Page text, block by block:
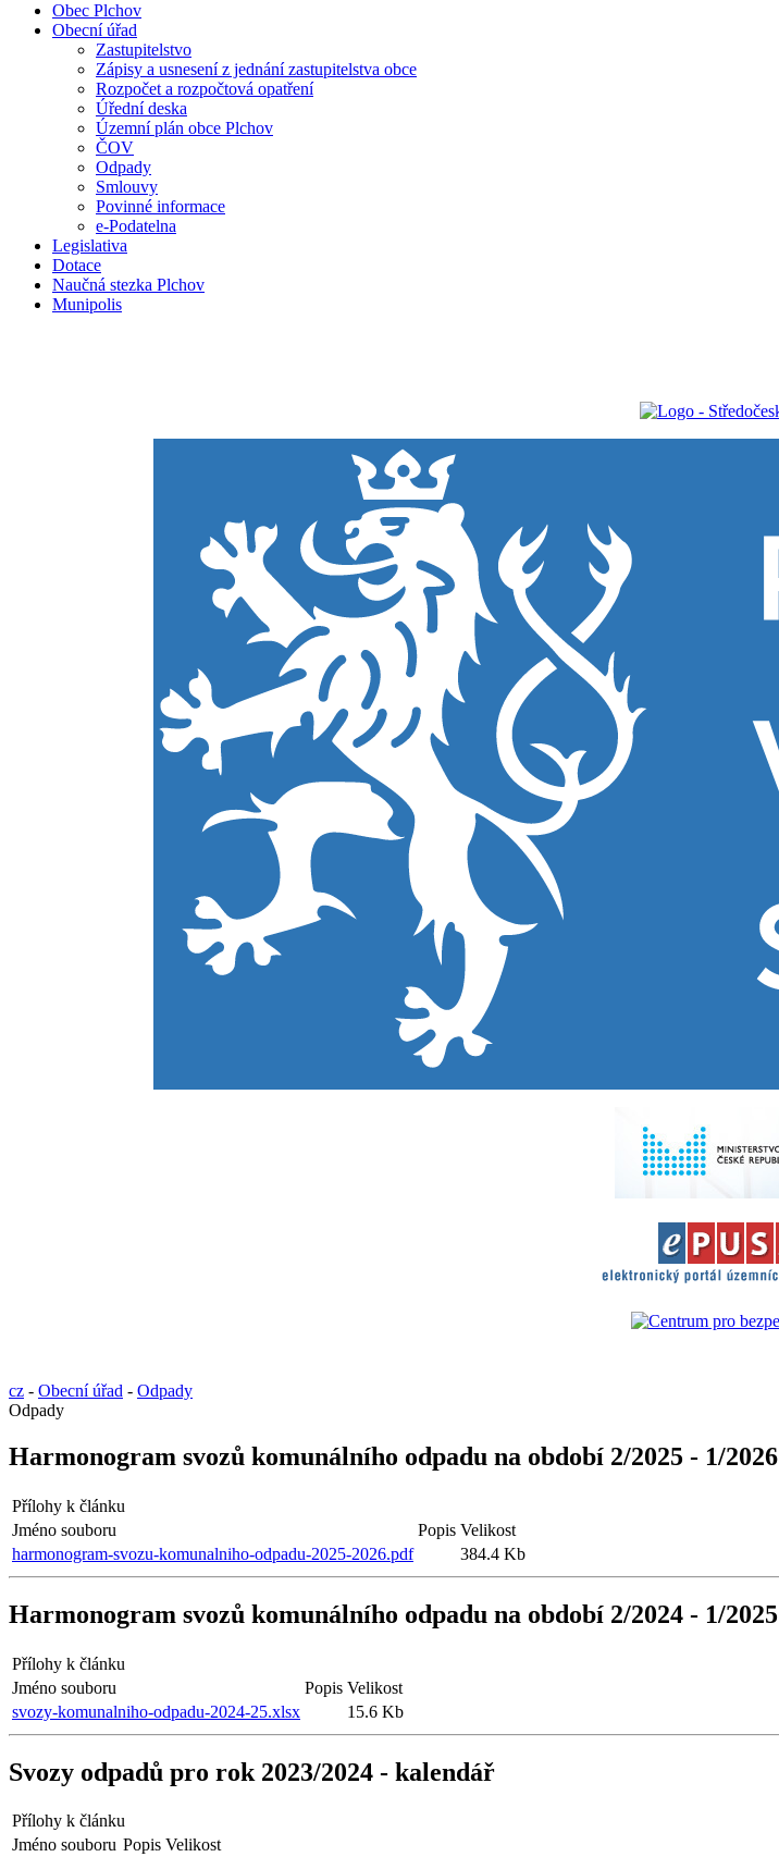
Obec Plchov
Obecní úřad
Zastupitelstvo
Zápisy a usnesení z jednání zastupitelstva obce
Rozpočet a rozpočtová opatření
Úřední deska
Územní plán obce Plchov
ČOV
Odpady
Smlouvy
Povinné informace
e-Podatelna
Legislativa
Dotace
Naučná stezka Plchov
Munipolis
cz - Obecní úřad - Odpady
Odpady
Harmonogram svozů komunálního odpadu na období 2/2025 - 1/2026
Přílohy k článku
Jméno souboru
Popis Velikost
harmonogram-svozu-komunalniho-odpadu-2025-2026.pdf
384.4 Kb
Harmonogram svozů komunálního odpadu na období 2/2024 - 1/2025
Přílohy k článku
Jméno souboru
Popis Velikost
svozy-komunalniho-odpadu-2024-25.xlsx
15.6 Kb
Svozy odpadů pro rok 2023/2024 - kalendář
Přílohy k článku
Jméno souboru Popis Velikost